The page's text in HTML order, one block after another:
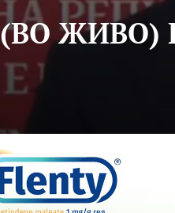
(ВО ЖИВО)